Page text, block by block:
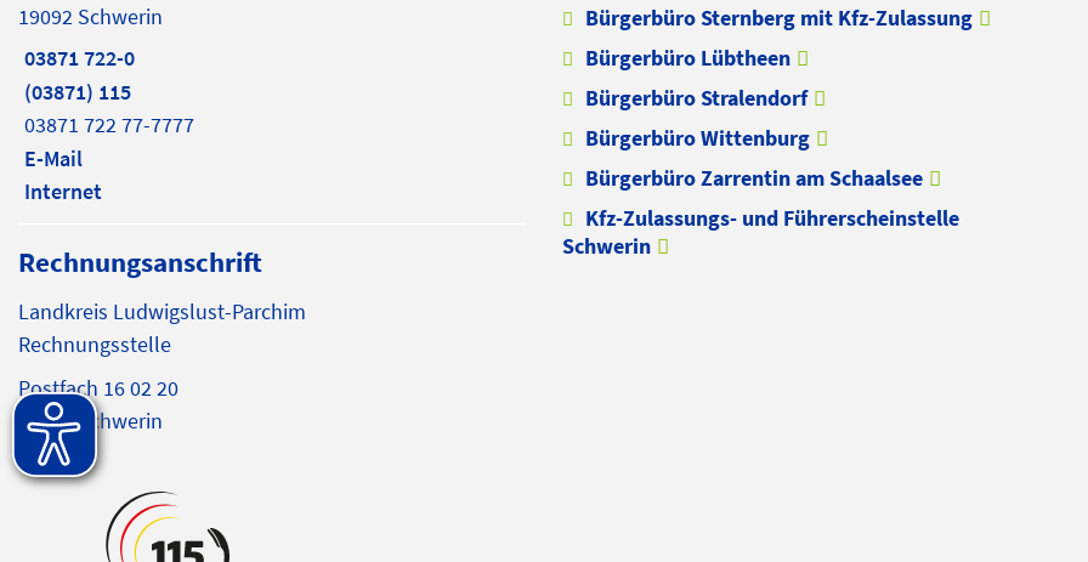
19092 Schwerin
03871 722-0
(03871) 115
03871 722 77-7777
E-Mail
Internet
Rechnungsanschrift
Landkreis Ludwigslust-Parchim
Rechnungsstelle
Postfach 16 02 20
19092 Schwerin
E-Mail
Bürgerbüro Sternberg mit Kfz-Zulassung
Bürgerbüro Lübtheen
Bürgerbüro Stralendorf
Bürgerbüro Wittenburg
Bürgerbüro Zarrentin am Schaalsee
Kfz-Zulassungs- und Führerscheinstelle
Schwerin